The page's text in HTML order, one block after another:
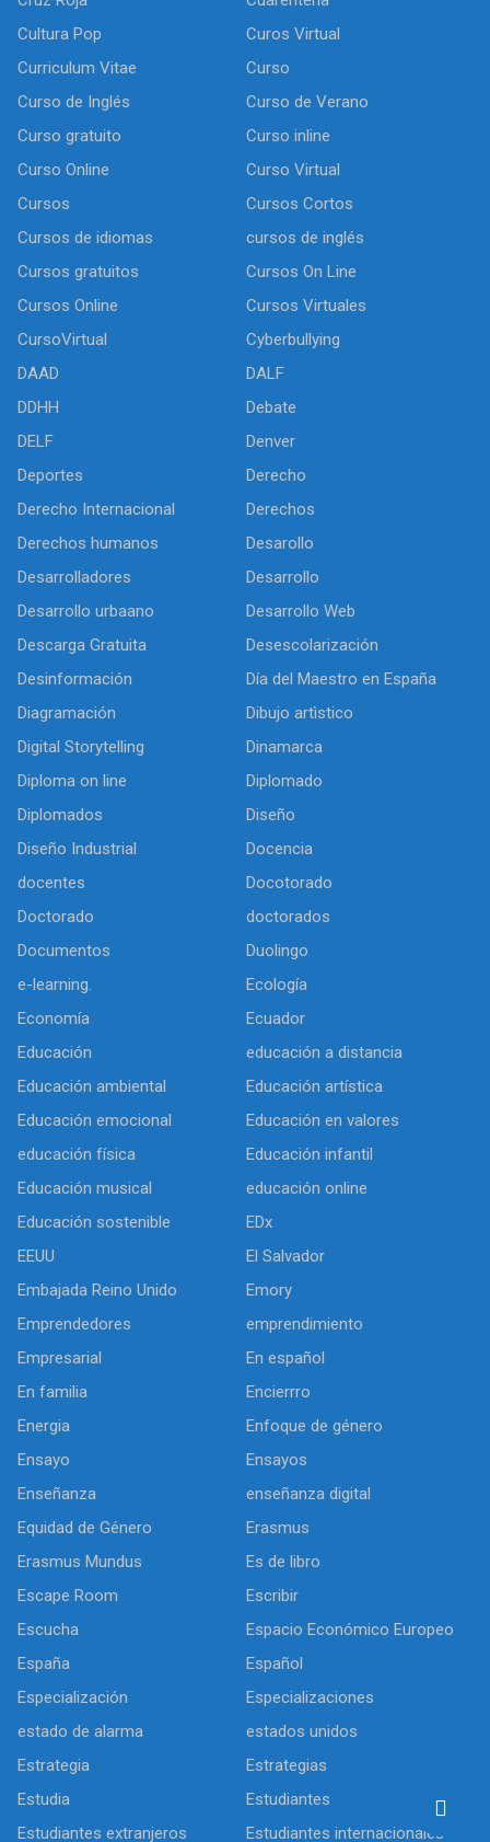
Cultura Pop
Curos Virtual
Curriculum Vitae
Curso
Curso de Inglés
Curso de Verano
Curso gratuito
Curso inline
Curso Online
Curso Virtual
Cursos
Cursos Cortos
Cursos de idiomas
cursos de inglés
Cursos gratuitos
Cursos On Line
Cursos Online
Cursos Virtuales
CursoVirtual
Cyberbullying
DAAD
DALF
DDHH
Debate
DELF
Denver
Deportes
Derecho
Derecho Internacional
Derechos
Derechos humanos
Desarollo
Desarrolladores
Desarrollo
Desarrollo urbaano
Desarrollo Web
Descarga Gratuita
Desescolarización
Desinformación
Día del Maestro en España
Diagramación
Dibujo artìstico
Digital Storytelling
Dinamarca
Diploma on line
Diplomado
Diplomados
Diseño
Diseño Industrial
Docencia
docentes
Docotorado
Doctorado
doctorados
Documentos
Duolingo
e-learning.
Ecología
Economía
Ecuador
Educación
educación a distancia
Educación ambiental
Educación artística
Educación emocional
Educación en valores
educación física
Educación infantil
Educación musical
educación online
Educación sostenible
EDx
EEUU
El Salvador
Embajada Reino Unido
Emory
Emprendedores
emprendimiento
Empresarial
En español
En familia
Encierrro
Energia
Enfoque de género
Ensayo
Ensayos
Enseñanza
enseñanza digital
Equidad de Género
Erasmus
Erasmus Mundus
Es de libro
Escape Room
Escribir
Escucha
Espacio Económico Europeo
España
Español
Especialización
Especializaciones
estado de alarma
estados unidos
Estrategia
Estrategias
Estudia
Estudiantes
Estudiantes extranjeros
Estudiantes internacionales